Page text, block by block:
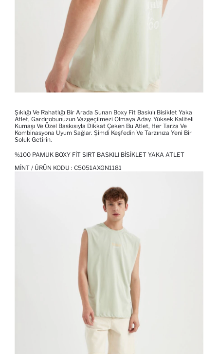
Şıklığı Ve Rahatlığı Bir Arada Sunan Boxy Fit Baskılı Bisiklet Yaka
Atlet, Gardırobunuzun Vazgeçilmezi Olmaya Aday. Yüksek Kaliteli
Kumaşı Ve Özel Baskısıyla Dikkat Çeken Bu Atlet, Her Tarza Ve
Kombinasyona Uyum Sağlar. Şimdi Keşfedin Ve Tarzınıza Yeni Bir
Soluk Getirin.
%100 PAMUK BOXY FIT SIRT BASKILI BISIKLET YAKA ATLET
MINT / ÜRÜN KODU : C5051AXGN1181